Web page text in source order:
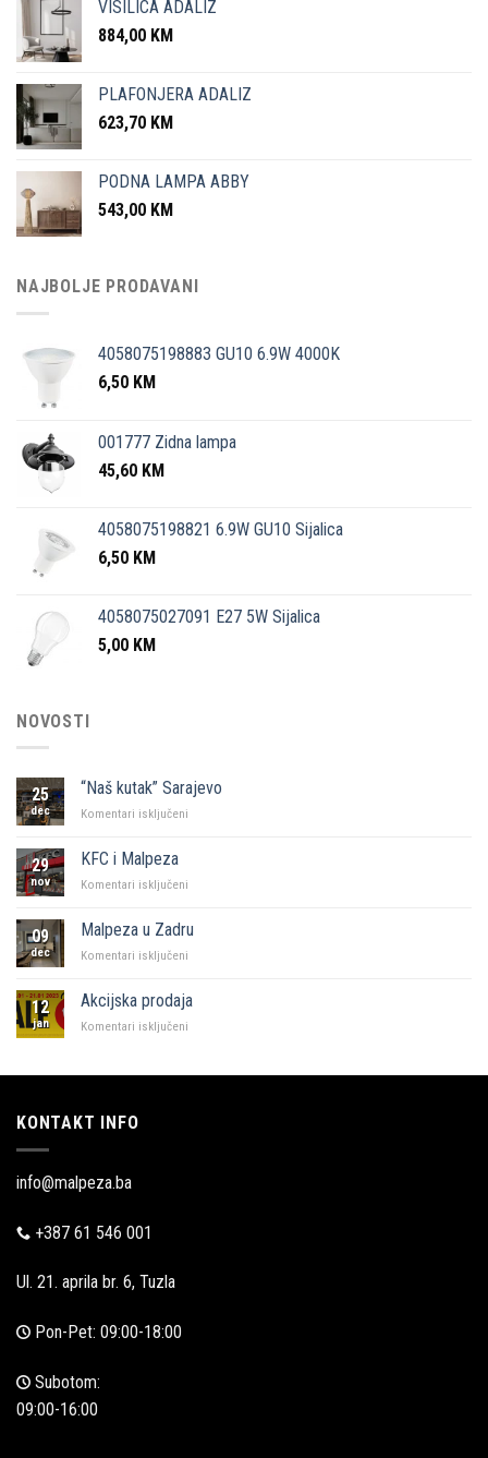
VISILICA ADALIZ
884,00 KM
PLAFONJERA ADALIZ
623,70 KM
PODNA LAMPA ABBY
543,00 KM
NAJBOLJE PRODAVANI
4058075198883 GU10 6.9W 4000K
6,50 KM
001777 Zidna lampa
45,60 KM
4058075198821 6.9W GU10 Sijalica
6,50 KM
4058075027091 E27 5W Sijalica
5,00 KM
NOVOSTI
25
dec
“Naš kutak” Sarajevo
Komentari isključeni
29
nov
KFC i Malpeza
Komentari isključeni
Malpeza
09
dec
Malpeza u Zadru
Komentari isključeni
Zadru
12
jan
Akcijska prodaja
Komentari isključeni
KONTAKT INFO
info@malpeza.ba
+387 61 546 001
Ul. 21. aprila br. 6, Tuzla
Pon-Pet: 09:00-18:00
Subotom:
09:00-16:00